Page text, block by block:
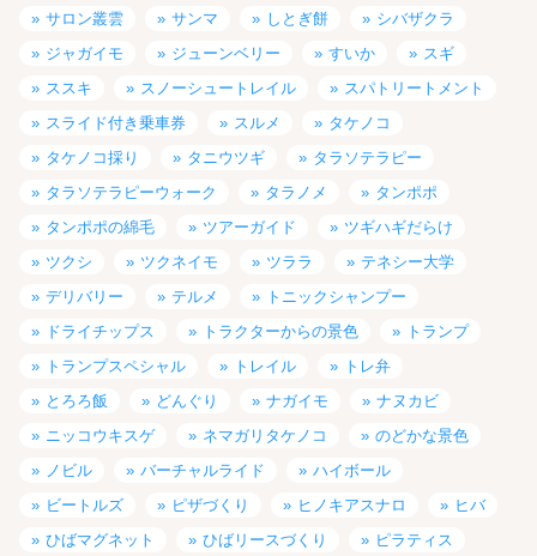
サロン叢雲
サンマ しとぎ餅
シバザクラ
ジャガイモ
ジューンベリー すいか
スギ
ススキ
スノーシュートレイル
スパトリートメント
スライド付き乗車券
スルメ
タケノコ
タケノコ採り
タニウツギ
タラソテラピー
タラソテラピーウォーク
タラノメ
タンポポ
タンポポの綿毛
ツアーガイド
ツギハギだらけ
ツクシ
ツクネイモ ツララ
テネシー大学
デリバリー
テルメ
トニックシャンプー
ドライチップス
トラクターからの景色
トランプ
トランプスペシャル
トレイル
トレ弁
とろろ飯
どんぐり ナガイモ
ナヌカビ
ニッコウキスゲ
ネマガリタケノコ
のどかな景色
ノビル
バーチャルライド
ハイボール
ビートルズ
ピザづくり ヒノキアスナロ
ヒバ
ひばマグネット
ひばリースづくり
ピラティス